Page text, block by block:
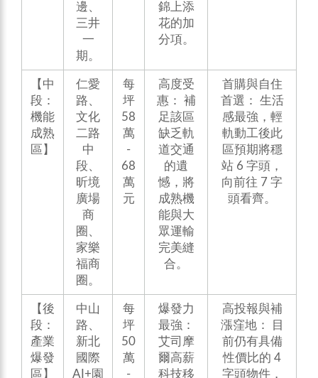
邊、
三井
一
期。
錦上添
花的加
分項。
【中
段：
機能
成熟
區】
仁愛
路、
文化
二路
中
段、
昕境
廣場
商
圈、
家樂
福商
圈。
每
坪
58
萬
-
68
萬
元
高度受
惠： 補
足該區
缺乏軌
道交通
的遺
憾，將
成熟機
能與大
眾運輸
完美縫
合。
首購與自住
首選： 生活
感最強，輕
軌動工後此
區預期將穩
站 6 字頭，
向前往 7 字
頭看齊。
【後
段：
產業
爆發
區】
中山
路、
新北
國際
AI+園
每
坪
50
萬
-
爆發力
最強：
艾司摩
爾高薪
科技移
高投報與補
漲窪地： 目
前仍有具備
性價比的 4
字頭物件，